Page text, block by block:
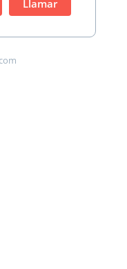
Llamar